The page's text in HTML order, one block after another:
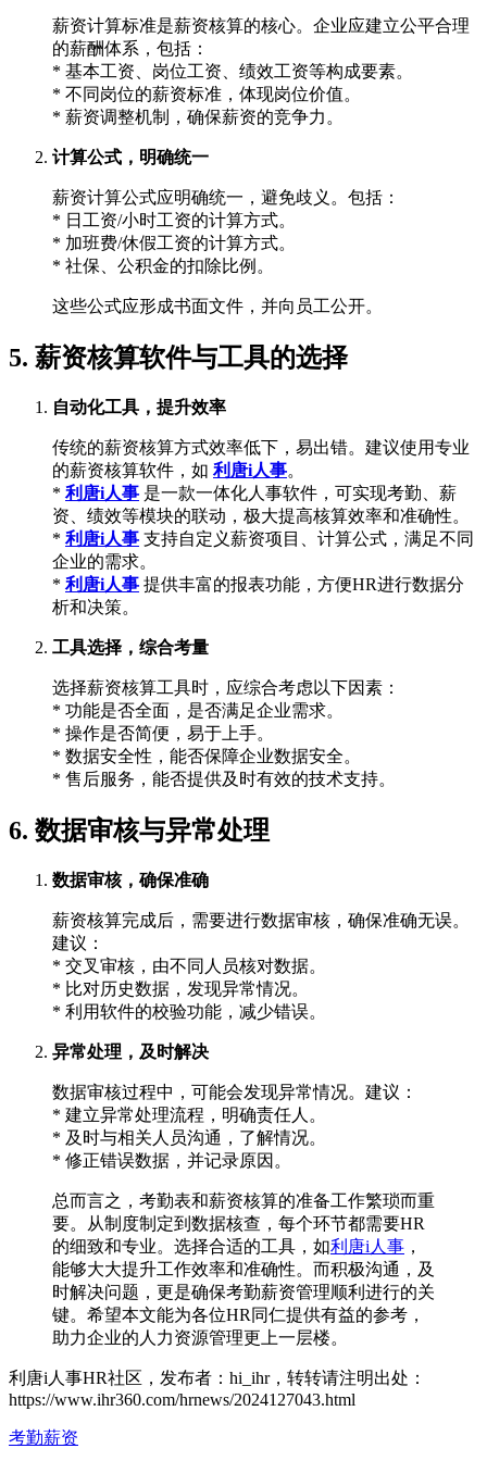
薪资计算标准是薪资核算的核心。企业应建立公平合理
的薪酬体系，包括：
* 基本工资、岗位工资、绩效工资等构成要素。
* 不同岗位的薪资标准，体现岗位价值。
* 薪资调整机制，确保薪资的竞争力。
计算公式，明确统一
薪资计算公式应明确统一，避免歧义。包括：
* 日工资/小时工资的计算方式。
* 加班费/休假工资的计算方式。
* 社保、公积金的扣除比例。
这些公式应形成书面文件，并向员工公开。
5. 薪资核算软件与工具的选择
自动化工具，提升效率
传统的薪资核算方式效率低下，易出错。建议使用专业
的薪资核算软件，如 利唐i人事。
* 利唐i人事 是一款一体化人事软件，可实现考勤、薪
资、绩效等模块的联动，极大提高核算效率和准确性。
* 利唐i人事 支持自定义薪资项目、计算公式，满足不同
企业的需求。
* 利唐i人事 提供丰富的报表功能，方便HR进行数据分
析和决策。
工具选择，综合考量
选择薪资核算工具时，应综合考虑以下因素：
* 功能是否全面，是否满足企业需求。
* 操作是否简便，易于上手。
* 数据安全性，能否保障企业数据安全。
* 售后服务，能否提供及时有效的技术支持。
6. 数据审核与异常处理
数据审核，确保准确
薪资核算完成后，需要进行数据审核，确保准确无误。
建议：
* 交叉审核，由不同人员核对数据。
* 比对历史数据，发现异常情况。
* 利用软件的校验功能，减少错误。
异常处理，及时解决
数据审核过程中，可能会发现异常情况。建议：
* 建立异常处理流程，明确责任人。
* 及时与相关人员沟通，了解情况。
* 修正错误数据，并记录原因。
总而言之，考勤表和薪资核算的准备工作繁琐而重
要。从制度制定到数据核查，每个环节都需要HR
的细致和专业。选择合适的工具，如利唐i人事 ，
能够大大提升工作效率和准确性。而积极沟通，及
时解决问题，更是确保考勤薪资管理顺利进行的关
键。希望本文能为各位HR同仁提供有益的参考，
助力企业的人力资源管理更上一层楼。
利唐i人事HR社区，发布者：hi_ihr，转转请注明出处：
https://www.ihr360.com/hrnews/2024127043.html
考勤薪资